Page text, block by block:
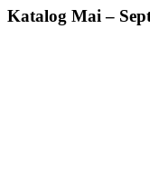
Katalog Mai –